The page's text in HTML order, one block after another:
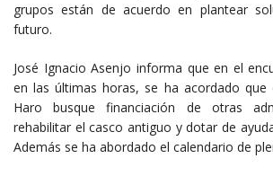
grupos están de acuerdo en plantear
futuro.
José Ignacio Asenjo informa que en el
en las últimas horas, se ha acordado que
Haro busque financiación de otras
rehabilitar el casco antiguo y dotar de
Además se ha abordado el calendario de